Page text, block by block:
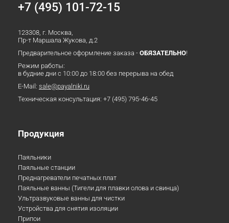
+7 (495) 101-72-15
123308, г. Москва,
Пр-т Маршала Жукова, д.2
Предварительное оформление заказа - ОБЯЗАТЕЛЬНО!
Режим работы:
в будние дни с 10:00 до 18:00 без перерыва на обед
E-Mail: sale@payalniki.ru
Техническая консультация: +7 (495) 795-46-45
Продукция
Паяльники
Паяльные станции
Преднагреватели печатных плат
Паяльные ванны (Тигели для плавки олова и свинца)
Ультразвуковые ванны для чистки
Устройства для снятия изоляции
Припои